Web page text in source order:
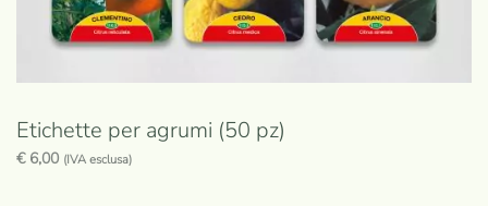
Etichette per agrumi (50 pz)
€6,00 (IVA esclusa)